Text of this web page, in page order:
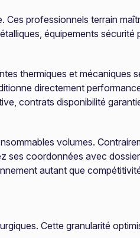
professionnels terrain
équipements sécurité
thermiques et mécaniques
directement
contrats disponibilité
volumes.
ses coordonnées avec
autant que
Cette granularité